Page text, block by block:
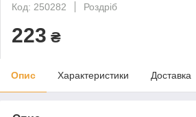
Код: 250282
Роздріб
223 ₴
Опис Характеристики Доставка